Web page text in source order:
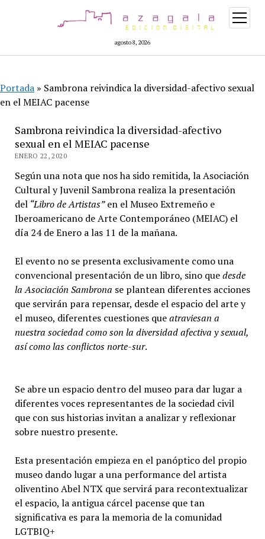
agosto 8, 2026
abrir
menú
Portada » Sambrona reivindica la diversidad-afectivo sexual
en el MEIAC pacense
Sambrona reivindica la diversidad-afectivo
sexual en el MEIAC pacense
ENERO 22, 2020
Según una nota que nos ha sido remitida, la Asociación
Cultural y Juvenil Sambrona realiza la presentación
del“Libro de Artistas”en el Museo Extremeño e
Iberoamericano de Arte Contemporáneo (MEIAC) el
día 24 de Enero a las 11 de la mañana.
El evento no se presenta exclusivamente como una
convencional presentación de un libro, sino quedesde
la Asociación Sambrona se plantean diferentes acciones
que servirán para repensar, desde el espacio del arte y
el museo, diferentes cuestiones queatraviesan a
nuestra sociedad como son la diversidad afectiva y sexual,
así como las conflictos norte-sur.
Se abre un espacio dentro del museo para dar lugar a
diferentes voces representantes de la sociedad civil
que con sus historias invitan a analizar y reflexionar
sobre nuestro presente.
Esta presentación empieza en el panóptico del propio
museo dando lugar a una performance del artista
oliventino Abel NTX que servirá para recontextualizar
el espacio, la antigua cárcel pacense que tan
significativa es para la memoria de la comunidad
LGTBIQ+